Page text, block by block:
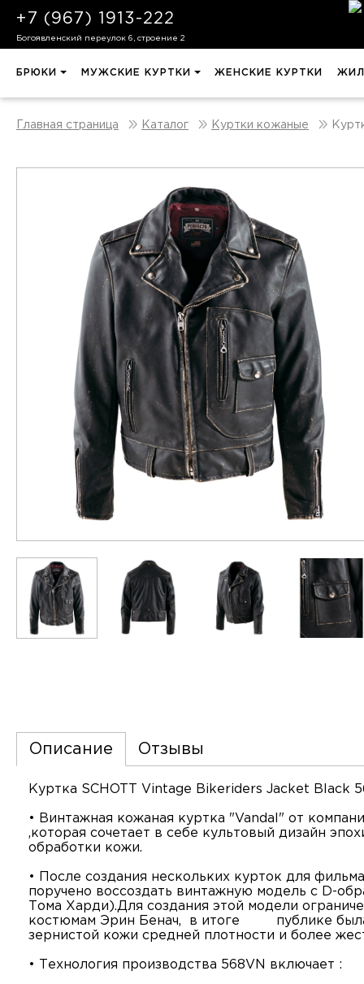
+7 (967) 1913-222
Богоявленский переулок 6, строение 2
БРЮКИ МУЖСКИЕ КУРТКИ ЖЕНСКИЕ КУРТКИ
Главная страница Каталог Куртки кожаные
Описание Отзывы
Куртка SCHOTT Vintage Bikeriders Jacket Black
• Винтажная кожаная куртка "Vandal" от
,которая сочетает в себе культовый дизайн
обработки кожи.
• После создания нескольких курток для
поручено воссоздать винтажную модель с D-
Тома Харди).Для создания этой модели
костюмам Эрин Бенач, в итоге публике была
зернистой кожи средней плотности и более
• Технология производства 568VN включает :